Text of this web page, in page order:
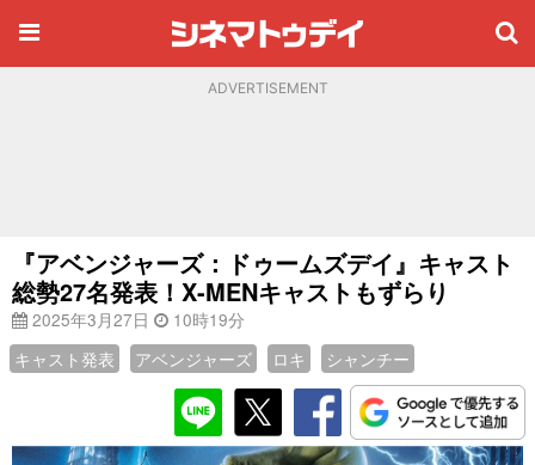
ADVERTISEMENT
『アベンジャーズ：ドゥームズデイ』キャスト
総勢27名発表！X-MENキャストもずらり
2025年3月27日
10時19分
キャスト発表
アベンジャーズ ロキ シャンチー